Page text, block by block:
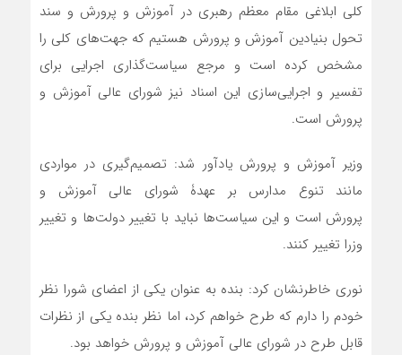
کلی ابلاغی مقام معظم رهبری در آموزش و پرورش و سند
تحول بنیادین آموزش و پرورش هستیم که جهت‌های کلی را
مشخص کرده است و مرجع سیاست‌گذاری اجرایی برای
تفسیر و اجرایی‌سازی این اسناد نیز شورای عالی آموزش و
پرورش است.
وزیر آموزش و پرورش یادآور شد: تصمیم‌‌گیری در مواردی
مانند تنوع مدارس بر عهدۀ شورای عالی آموزش و
پرورش است و این سیاست‌ها نباید با تغییر دولت‌ها و تغییر
وزرا تغییر کنند.
نوری خاطرنشان کرد: بنده به عنوان یکی از اعضای شورا نظر
خودم را دارم که طرح خواهم کرد، اما نظر بنده یکی از نظرات
قابل طرح در شورای عالی آموزش و پرورش خواهد بود.